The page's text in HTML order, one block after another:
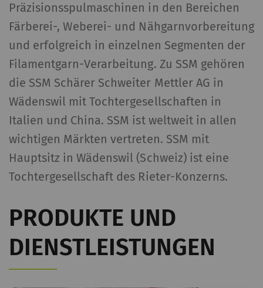
Präzisionsspulmaschinen in den Bereichen
Färberei-, Weberei- und Nähgarnvorbereitung
und erfolgreich in einzelnen Segmenten der
Filamentgarn-Verarbeitung. Zu SSM gehören
die SSM Schärer Schweiter Mettler AG in
Wädenswil mit Tochtergesellschaften in
Italien und China. SSM ist weltweit in allen
wichtigen Märkten vertreten. SSM mit
Hauptsitz in Wädenswil (Schweiz) ist eine
Tochtergesellschaft des Rieter-Konzerns.
PRODUKTE UND
DIENSTLEISTUNGEN